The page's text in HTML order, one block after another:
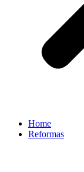
Home
Reformas